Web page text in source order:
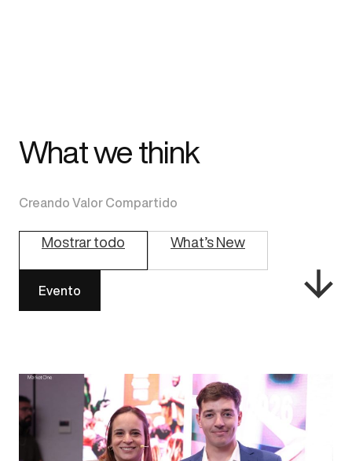
What we think
Creando Valor Compartido
Mostrar todo What’s New
Evento